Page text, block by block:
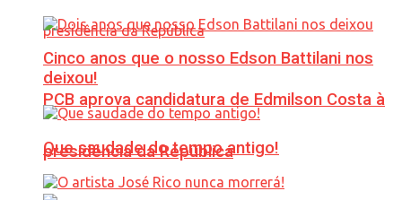
PCB aprova candidatura de Edmilson Costa à
presidência da República
Cinco anos que o nosso Edson Battilani nos
deixou!
Que saudade do tempo antigo!